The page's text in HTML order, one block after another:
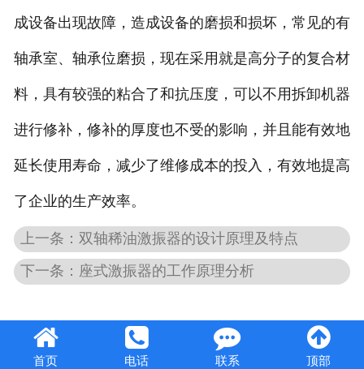
成设备出现故障，造成设备的磨损和损坏，常见的有
轴承室、轴承位磨损，现在采用就是高分子的复合材
料，具有较强的粘合了和抗压度，可以不用拆卸机器
进行修补，修补的厚度也不受的影响，并且能有效地
延长使用寿命，减少了维修成本的投入，有效地提高
了企业的生产效率。
上一条：双轴稀油激振器的设计原理及特点
下一条：座式激振器的工作原理分析
首页 电话 联系 顶部